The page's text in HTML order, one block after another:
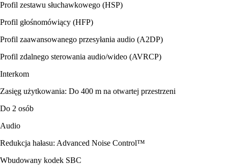
Profil zestawu słuchawkowego (HSP)
Profil głośnomówiący (HFP)
Profil zaawansowanego przesyłania audio (A2DP)
Profil zdalnego sterowania audio/wideo (AVRCP)
Interkom
Zasięg użytkowania: Do 400 m na otwartej przestrzeni
Do 2 osób
Audio
Redukcja hałasu: Advanced Noise Control™
Wbudowany kodek SBC